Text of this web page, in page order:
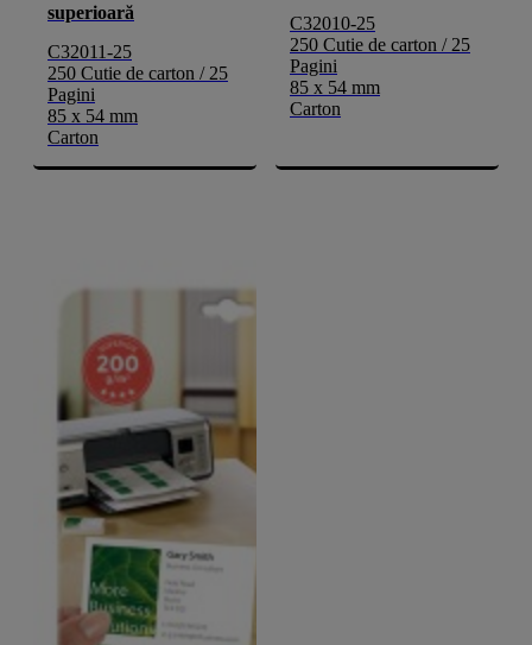
superioară
C32011-25
250 Cutie de carton / 25
Pagini
85 x 54 mm
Carton
C32010-25
250 Cutie de carton / 25
Pagini
85 x 54 mm
Carton